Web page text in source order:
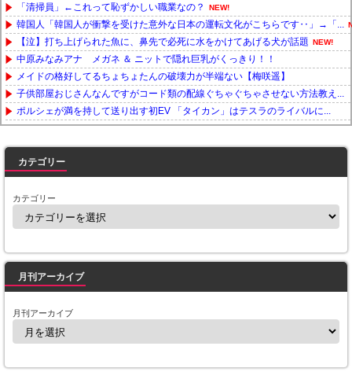
「清掃員」←これって恥ずかしい職業なの？ NEW!
韓国人「韓国人が衝撃を受けた意外な日本の運転文化がこちらです‥」→「...
【泣】打ち上げられた魚に、鼻先で必死に水をかけてあげる犬が話題 NEW!
中原みなみアナ メガネ ＆ ニットで隠れ巨乳がくっきり！！
メイドの格好してるちょちょたんの破壊力が半端ない【梅咲遥】
子供部屋おじさんなんですがコード類の配線ぐちゃぐちゃさせない方法教え...
ポルシェが満を持して送り出す初EV 「タイカン」はテスラのライバルに...
カテゴリー
カテゴリー
月刊アーカイブ
月刊アーカイブ